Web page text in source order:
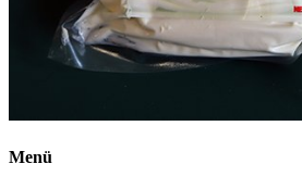
Menü